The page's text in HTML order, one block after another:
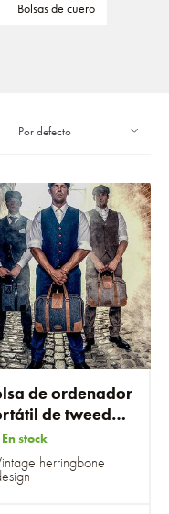
Bolsas de cuero
de ordenador
de tweed
Cognac
En stock
herringbone